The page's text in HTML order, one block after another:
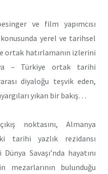
ve film yapımcısı
konusunda yerel ve tarihsel
ortak hatırlamanın izlerini
– Türkiye ortak tarihi
diyaloğu teşvik eden,
yıkan bir bakış…
noktasını, Almanya
tarihi yazlık rezidansı
Savaşı’nda hayatını
mezarlarının bulunduğu